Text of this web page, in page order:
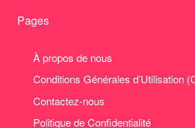
Pages
À propos de nous
Conditions Générales d’Utilisation
Contactez-nous
Politique de Confidentialité